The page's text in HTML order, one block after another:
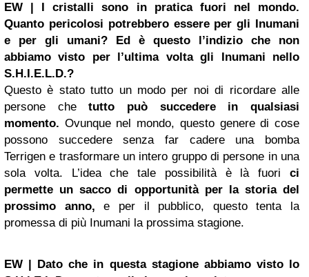
EW | I cristalli sono in pratica fuori nel mondo.
Quanto pericolosi potrebbero essere per gli Inumani
e per gli umani? Ed è questo l’indizio che non
abbiamo visto per l’ultima volta gli Inumani nello
S.H.I.E.L.D.?
Questo è stato tutto un modo per noi di ricordare alle
persone chetutto può succedere in qualsiasi
momento. Ovunque nel mondo, questo genere di cose
possono succedere senza far cadere una bomba
Terrigen e trasformare un intero gruppo di persone in una
sola volta. L’idea che tale possibilità è là fuori ci
permette un sacco di opportunità per la storia del
prossimo anno, e per il pubblico, questo tenta la
promessa di più Inumani la prossima stagione.
EW | Dato che in questa stagione abbiamo visto lo